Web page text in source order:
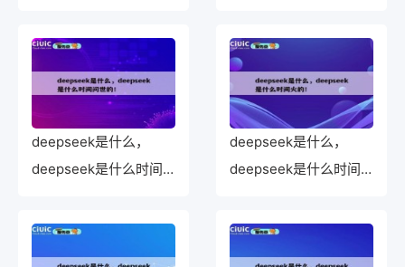
deepseek是什么，
deepseek是什么时间
deepseek是什么，
deepseek是什么时间